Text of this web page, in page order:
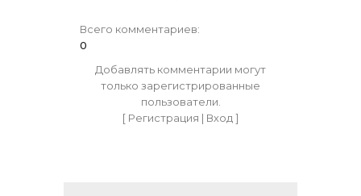
Всего комментариев:
0
Добавлять комментарии могут
только зарегистрированные
пользователи.
[ Регистрация | Вход]